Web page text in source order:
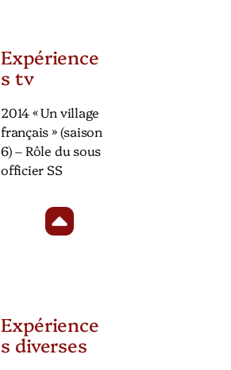
Expérience
s tv
2014 « Un village
français » (saison
6) – Rôle du sous
officier SS
Expérience
s diverses